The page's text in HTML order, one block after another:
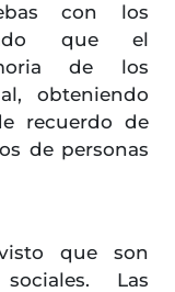
con los
que el
de los
obteniendo
recuerdo de
de personas
que son
Las